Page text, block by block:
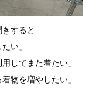
すると
い」
してまた着たい」
物を増やしたい」